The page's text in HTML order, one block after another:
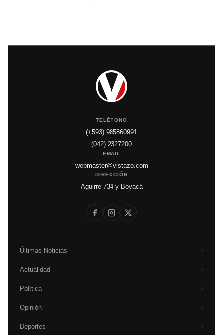
TELÉFONO
(+593) 985860991
(042) 2327200
EMAIL
webmaster@vistazo.com
DIRECCIÓN
Aguirre 734 y Boyacá
Últimas Noticias ›
Actualidad ›
Política ›
Opinión ›
Deportes ›